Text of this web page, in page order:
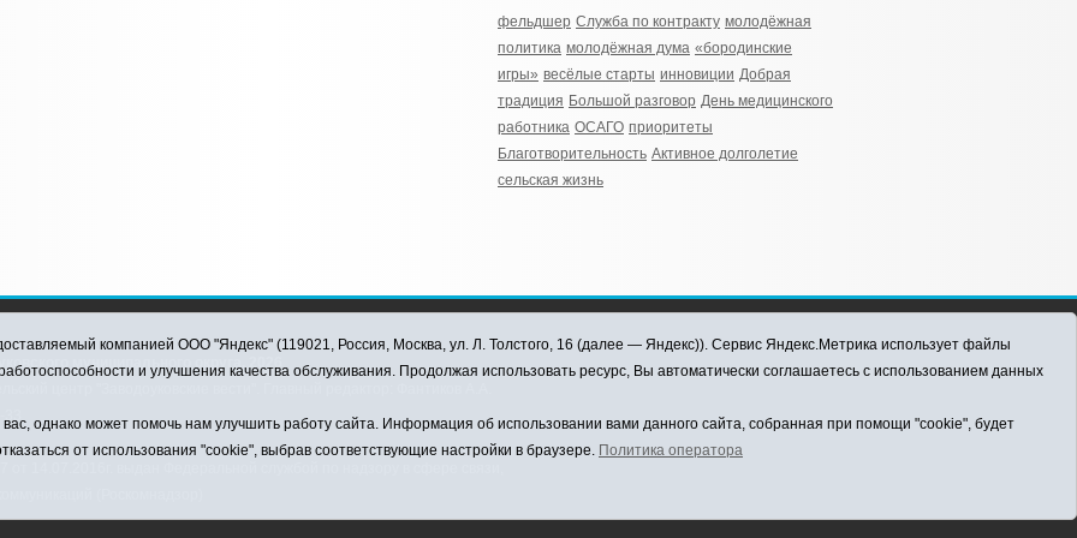
фельдшер Служба по контракту молодёжная
политика молодёжная дума «бородинские
игры» весёлые старты инновиции Добрая
традиция Большой разговор День медицинского
работника ОСАГО приоритеты
Благотворительность Активное долголетие
сельская жизнь
муниципального округа, 2026
компанией ООО "Яндекс" (119021, Россия, Москва, ул. Л. Толстого, 16 (далее — Яндекс)). Сервис Яндекс.Метрика использует файлы
и улучшения качества обслуживания. Продолжая использовать ресурс, Вы автоматически соглашаетесь с использованием данных
однако может помочь нам улучшить работу сайта. Информация об использовании вами данного сайта, собранная при помощи "cookie", будет
от использования "cookie", выбрав соответствующие настройки в браузере. Политика оператора